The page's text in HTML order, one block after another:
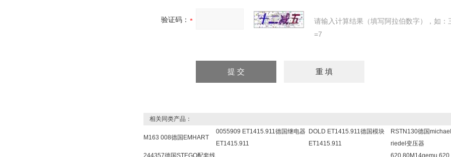
验证码：
请输入计算结果（填写阿拉伯数字），如：
=7
相关同类产品：
M163 008德国EMHART
0055909 ET1415.911德国继电器
ET1415.911
DOLD ET1415.911德国模块
ET1415.911
RSTN130德国michael
riedel变压器
244357德国STEGO配套线
620 80M14gemu 620